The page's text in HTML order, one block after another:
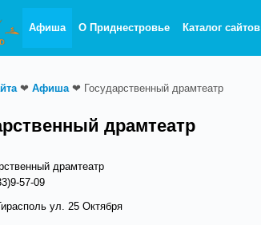
Афиша О Приднестровье Каталог сайтов
❤ Афиша❤ Государственный драмтеатр
драмтеатр
57-09
ул. 25 Октября